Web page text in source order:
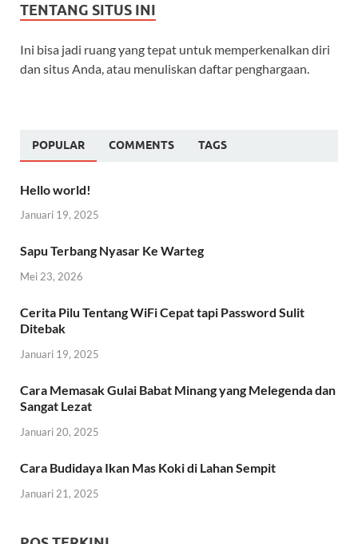
TENTANG SITUS INI
Ini bisa jadi ruang yang tepat untuk memperkenalkan diri
dan situs Anda, atau menuliskan daftar penghargaan.
POPULAR COMMENTS TAGS
Hello world!
Januari 19, 2025
Sapu Terbang Nyasar Ke Warteg
Mei 23, 2026
Cerita Pilu Tentang WiFi Cepat tapi Password Sulit
Ditebak
Januari 19, 2025
Cara Memasak Gulai Babat Minang yang Melegenda dan
Sangat Lezat
Januari 20, 2025
Cara Budidaya Ikan Mas Koki di Lahan Sempit
Januari 21, 2025